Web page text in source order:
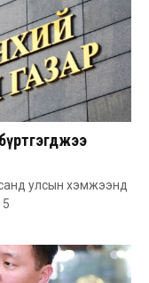
улсын хэмжээнд